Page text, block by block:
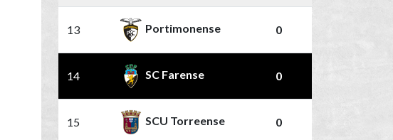
13 Portimonense 0
14 SC Farense 0
15 SCU Torreense 0